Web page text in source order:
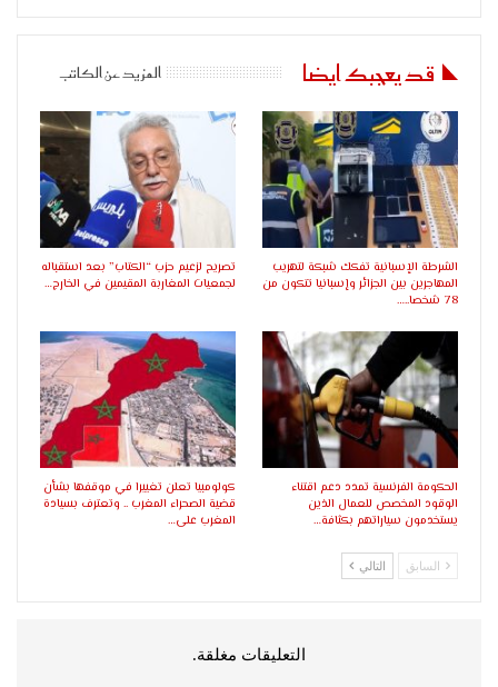
قد يعجبك ايضا المزيد عن الكاتب
الشرطة الإسبانية تفكك شبكة لتهريب
المهاجرين بين الجزائر وإسبانيا تتكون من
78 شخصا..…
تصريح لزعيم حزب “الكتاب” بعد استقباله
لجمعيات المغاربة المقيمين في الخارج…
الحكومة الفرنسية تمدد دعم اقتناء
الوقود المخصص للعمال الذين
يستخدمون سياراتهم بكثافة…
كولومبيا تعلن تغييرا في موقفها بشأن
قضية الصحراء المغرب .. وتعترف بسيادة
المغرب على…
السابق التالي
التعليقات مغلقة.